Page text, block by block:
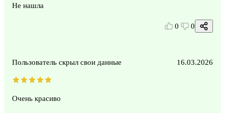
Не нашла
0 0
Пользователь скрыл свои данные 16.03.2026
Очень красиво